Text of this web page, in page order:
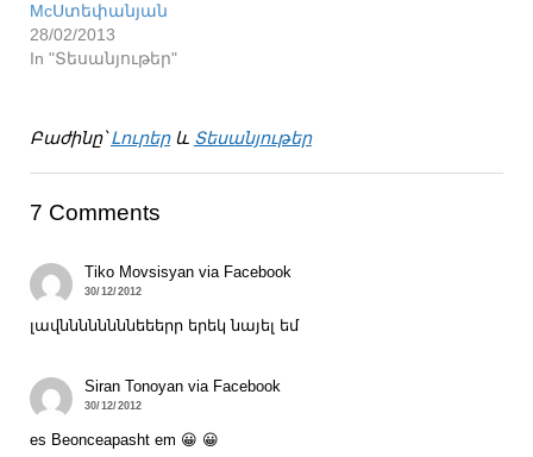
McՍտեփանյան
28/02/2013
In "Տեսանյութեր"
Բաժինը՝Լուրերև Տեսանյութեր
7 Comments
Tiko Movsisyan via Facebook
30/12/2012
լավննննննննեեերր երեկ նայել եմ
Siran Tonoyan via Facebook
30/12/2012
es Beonceapasht em 😀 😀